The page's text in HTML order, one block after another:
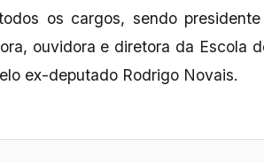
os cargos, sendo
ouvidora e diretora da Escola
ex-deputado Rodrigo Novais.